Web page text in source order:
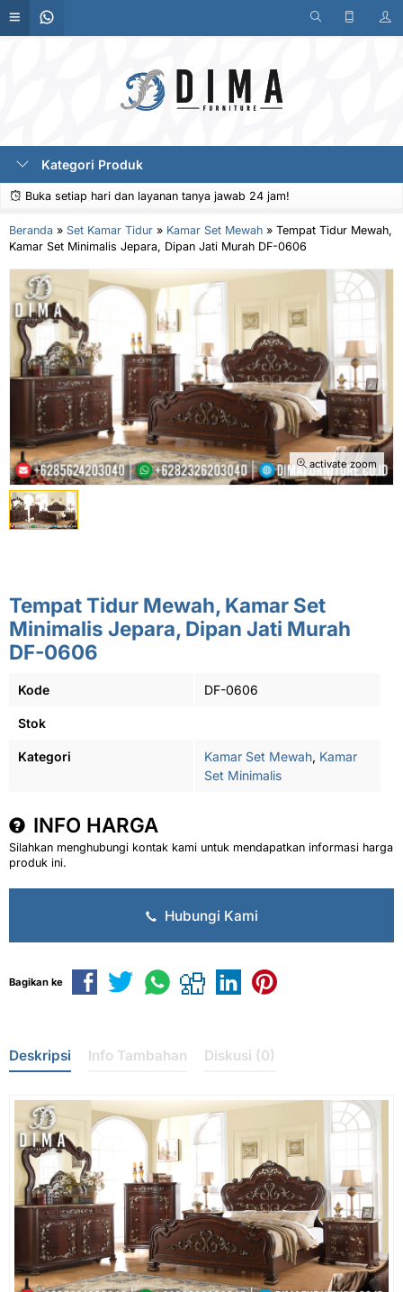
Kategori Produk
Buka setiap hari dan layanan tanya jawab 24 jam!
Beranda » Set Kamar Tidur » Kamar Set Mewah » Tempat Tidur Mewah,
Kamar Set Minimalis Jepara, Dipan Jati Murah DF-0606
activate zoom
Tempat Tidur Mewah, Kamar Set
Minimalis Jepara, Dipan Jati Murah
DF-0606
Kode DF-0606
Stok
Kategori Kamar Set Mewah, Kamar
Set Minimalis
INFO HARGA
Silahkan menghubungi kontak kami untuk mendapatkan informasi harga
produk ini.
Hubungi Kami
Bagikan ke
Deskripsi Info Tambahan Diskusi (0)